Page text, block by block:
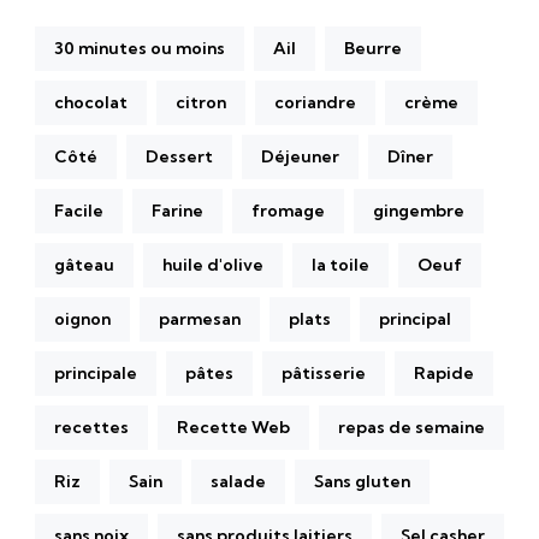
30 minutes ou moins Ail Beurre
chocolat citron coriandre crème
Côté Dessert Déjeuner Dîner
Facile Farine fromage gingembre
gâteau huile d'olive la toile Oeuf
oignon parmesan plats principal
principale pâtes pâtisserie Rapide
recettes Recette Web repas de semaine
Riz Sain salade Sans gluten